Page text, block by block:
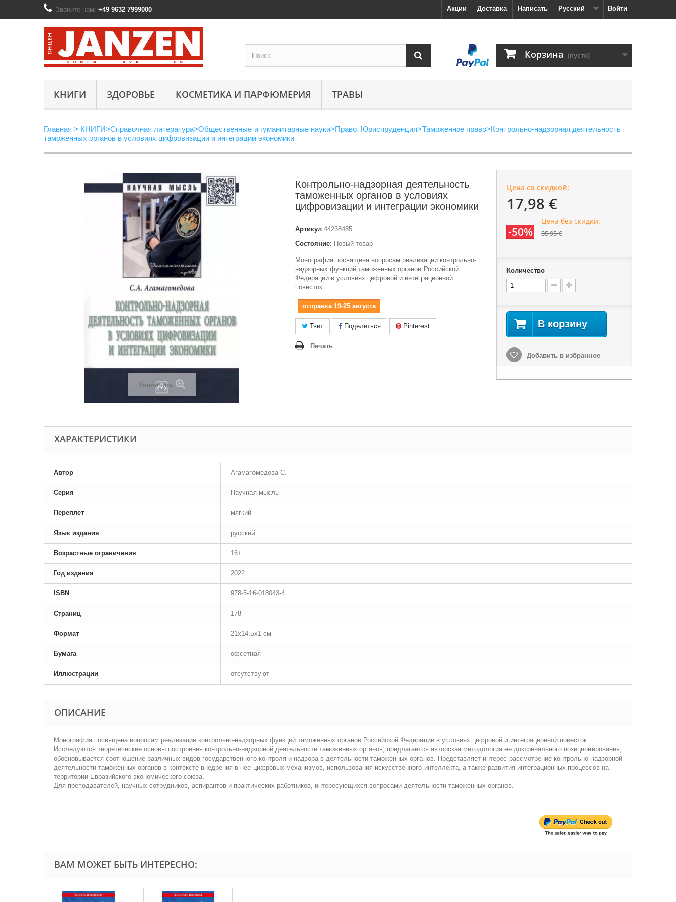
Войти
Русский
Написать
Доставка
Акции
Звоните нам: +49 9632 7999000
Корзина (пусто)
КНИГИ ЗДОРОВЬЕ КОСМЕТИКА И ПАРФЮМЕРИЯ ТРАВЫ
Главная > КНИГИ>Справочная литература>Общественные и гуманитарные науки>Право. Юриспруденция>Таможенное право>Контрольно-надзорная деятельность
таможенных органов в условиях цифровизации и интеграции экономики
Увеличить
Контрольно-надзорная деятельность
таможенных органов в условиях
цифровизации и интеграции экономики
Артикул 44238485
Состояние: Новый товар
Монография посвящена вопросам реализации контрольно-
надзорных функций таможенных органов Российской
Федерации в условиях цифровой и интеграционной
повесток.
отправка 19-25 августа
Твит Поделиться Pinterest
Печать
Цена со скидкой:
17,98 €
-50%
Цена без скидки:
35,95 €
Количество
В корзину
Добавить в избранное
ХАРАКТЕРИСТИКИ
Автор Агамагомедова С.
Серия Научная мысль
Переплет мягкий
Язык издания русский
Возрастные ограничения 16+
Год издания 2022
ISBN 978-5-16-018043-4
Страниц 178
Формат 21x14.5x1 см
Бумага офсетная
Иллюстрации отсутствуют
ОПИСАНИЕ
Монография посвящена вопросам реализации контрольно-надзорных функций таможенных органов Российской Федерации в условиях цифровой и интеграционной повесток.
Исследуются теоретические основы построения контрольно-надзорной деятельности таможенных органов, предлагается авторская методология ее доктринального позиционирования,
обосновывается соотношение различных видов государственного контроля и надзора в деятельности таможенных органов. Представляет интерес рассмотрение контрольно-надзорной
деятельности таможенных органов в контексте внедрения в нее цифровых механизмов, использования искусственного интеллекта, а также развития интеграционных процессов на
территории Евразийского экономического союза.
Для преподавателей, научных сотрудников, аспирантов и практических работников, интересующихся вопросами деятельности таможенных органов.
ВАМ МОЖЕТ БЫТЬ ИНТЕРЕСНО: